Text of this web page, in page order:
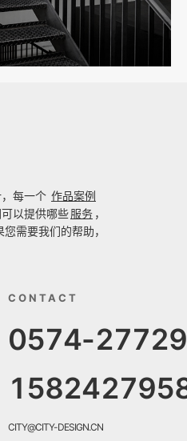
官网帮助客户判断实力
每一个 作品案例
以提供哪些服务 ，
需要我们的帮助，
CONTACT
0574-
CITY@CITY-DESIGN.CN